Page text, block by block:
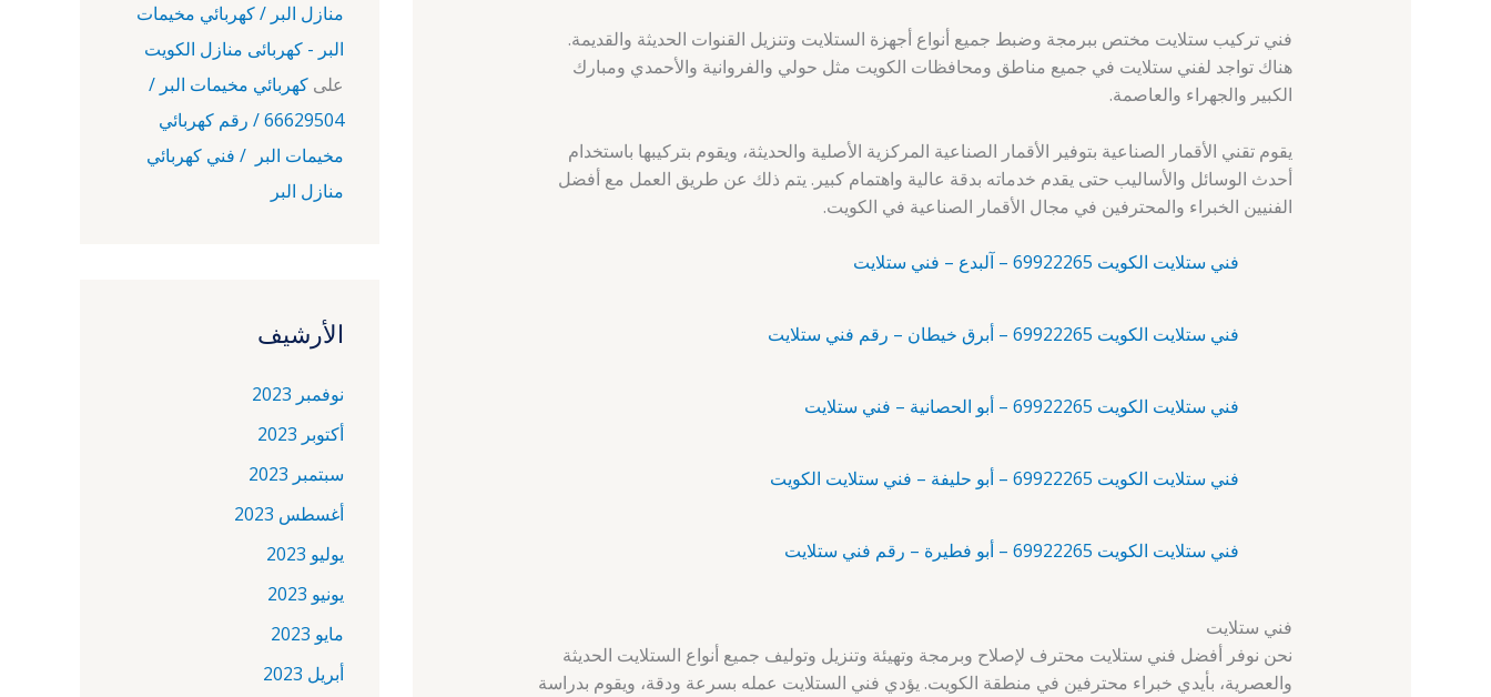
فني تركيب ستلايت مختص ببرمجة وضبط جميع أنواع أجهزة الستلايت وتنزيل القنوات الحديثة والقديمة.
هناك تواجد لفني ستلايت في جميع مناطق ومحافظات الكويت مثل حولي والفروانية والأحمدي ومبارك
الكبير والجهراء والعاصمة.
يقوم تقني الأقمار الصناعية بتوفير الأقمار الصناعية المركزية الأصلية والحديثة، ويقوم بتركيبها باستخدام
أحدث الوسائل والأساليب حتى يقدم خدماته بدقة عالية واهتمام كبير. يتم ذلك عن طريق العمل مع أفضل
الفنيين الخبراء والمحترفين في مجال الأقمار الصناعية في الكويت.
فني ستلايت الكويت 69922265 – آلبدع – فني ستلايت
فني ستلايت الكويت 69922265 – أبرق خيطان – رقم فني ستلايت
فني ستلايت الكويت 69922265 – أبو الحصانية – فني ستلايت
فني ستلايت الكويت 69922265 – أبو حليفة – فني ستلايت الكويت
فني ستلايت الكويت 69922265 – أبو فطيرة – رقم فني ستلايت
فني ستلايت
نحن نوفر أفضل فني ستلايت محترف لإصلاح وبرمجة وتهيئة وتنزيل وتوليف جميع أنواع الستلايت الحديثة
والعصرية، بأيدي خبراء محترفين في منطقة الكويت. يؤدي فني الستلايت عمله بسرعة ودقة، ويقوم بدراسة
منازل البر / كهربائي مخيمات
البر - كهربائى منازل الكويت
على كهربائي مخيمات البر /
66629504 / رقم كهربائي
مخيمات البر / فني كهربائي
منازل البر
الأرشيف
نوفمبر 2023
أكتوبر 2023
سبتمبر 2023
أغسطس 2023
يوليو 2023
يونيو 2023
مايو 2023
أبريل 2023